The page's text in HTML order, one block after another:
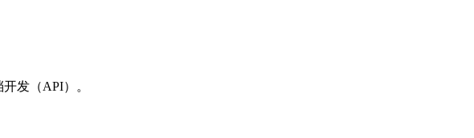
发（API）。